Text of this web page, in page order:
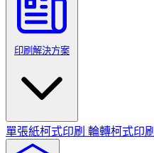
印刷解決方案
單張紙柯式印刷 輪轉柯式印刷